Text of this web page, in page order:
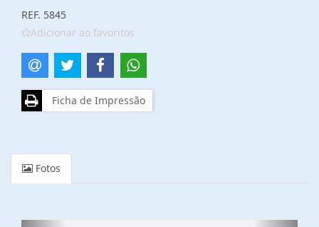
REF. 5845
Adicionar ao favoritos
Ficha de Impressão
Fotos